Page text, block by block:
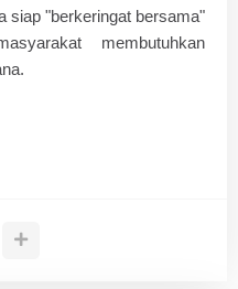
siap "berkeringat bersama"
membutuhkan